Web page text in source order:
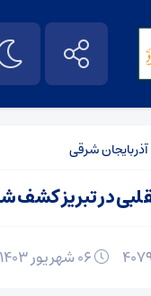
آذربایجان شرقی